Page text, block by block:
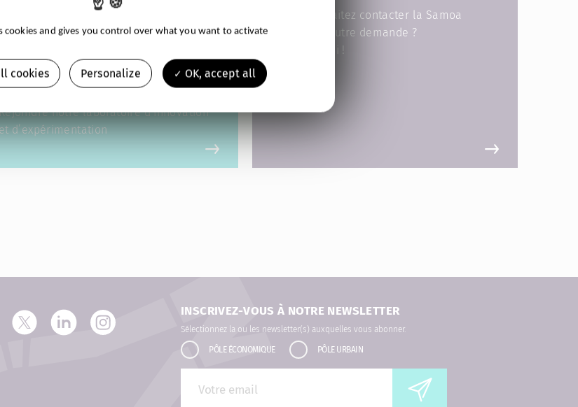
&
DES
INNOVANTS
notre laboratoire d’innovation
et d’expérimentation
Vous souhaitez contacter la Samoa
pour une autre demande ?
C’est par ici !
INSCRIVEZ-VOUS À NOTRE NEWSLETTER
Sélectionnez la ou les newsletter(s) auxquelles vous abonner.
PÔLE ÉCONOMIQUE PÔLE URBAIN
cookies and gives you control over what you want to activate
OK, accept all
cookies Personalize